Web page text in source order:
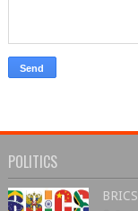
POLITICS